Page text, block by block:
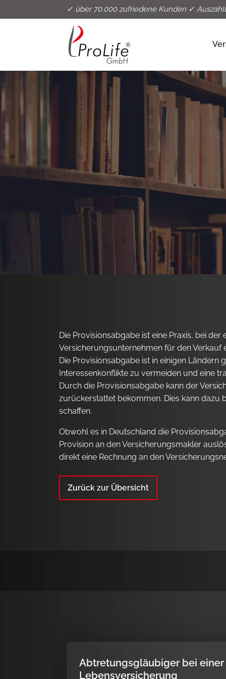
✓ über 70.000 zufriedene Kunden ✓
Die Provisionsabgabe ist eine Praxis, bei
Versicherungsunternehmen für den Verkauf
Die Provisionsabgabe ist in einigen
Interessenkonflikte zu vermeiden und eine
Durch die Provisionsabgabe kann der
zurückerstattet bekommen. Dies kann dazu
schaffen.
Obwohl es in Deutschland die
Provision an den Versicherungsmakler
direkt eine Rechnung an den
Zurück zur Übersicht
Abtretungsgläubiger bei einer
Lebensversicherung